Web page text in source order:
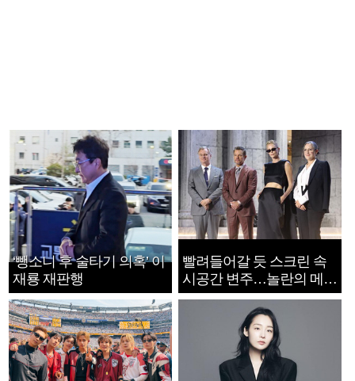
‘뺑소니 후 술타기 의혹’ 이
재룡 재판행
빨려들어갈 듯 스크린 속
시공간 변주…놀란의 메시
지는 ‘전쟁 속죄’